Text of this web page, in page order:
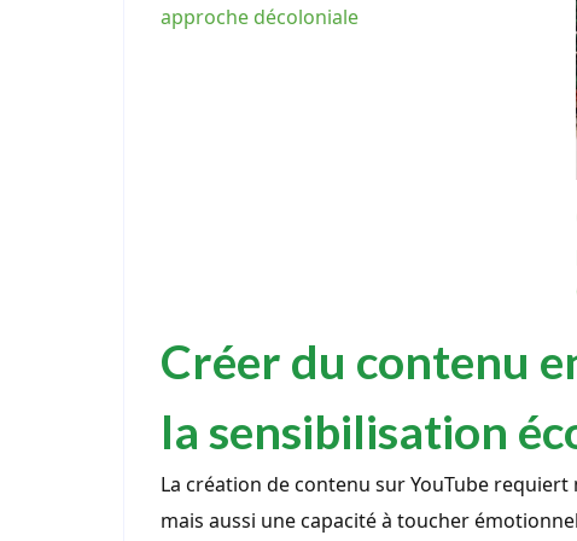
approche décoloniale
Créer du contenu
la sensibilisation
La création de contenu sur YouTube
mais aussi une capacité à toucher